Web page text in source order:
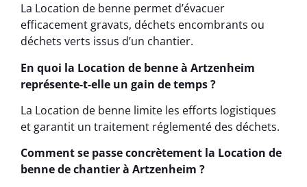
La Location de benne permet d’évacuer
efficacement gravats, déchets encombrants ou
déchets verts issus d’un chantier.
En quoi la Location de benne à Artzenheim
représente-t-elle un gain de temps ?
La Location de benne limite les efforts logistiques
et garantit un traitement réglementé des déchets.
Comment se passe concrètement la Location de
benne de chantier à Artzenheim ?